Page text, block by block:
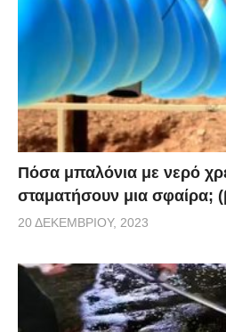
Πόσα μπαλόνια με νερό
σταματήσουν μια σφαίρα;
20 ΔΕΚΕΜΒΡΊΟΥ, 2023